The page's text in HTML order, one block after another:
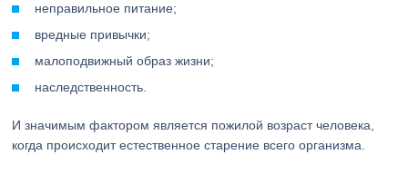
неправильное питание;
вредные привычки;
малоподвижный образ жизни;
наследственность.
И значимым фактором является пожилой возраст человека,
когда происходит естественное старение всего организма.